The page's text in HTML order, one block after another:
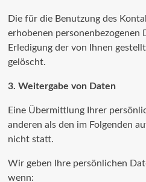
Die für die Benutzung des
erhobenen personenbezogenen
Erledigung der von Ihnen
gelöscht.
3. Weitergabe von Daten
Eine Übermittlung Ihrer
anderen als den im Folgenden
nicht statt.
Wir geben Ihre persönlichen
wenn: